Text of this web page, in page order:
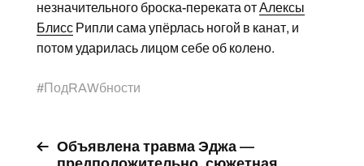
незначительного броска-переката отАлексы
БлиссРипли сама упёрлась ногой в канат, и
потом ударилась лицом себе об колено.
#ПодRAWбности
Объявлена травма Эджа —